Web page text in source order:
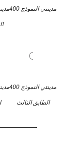
مدينتي النموذج 400
مدينتي النموذج 400
الطابق الثالث